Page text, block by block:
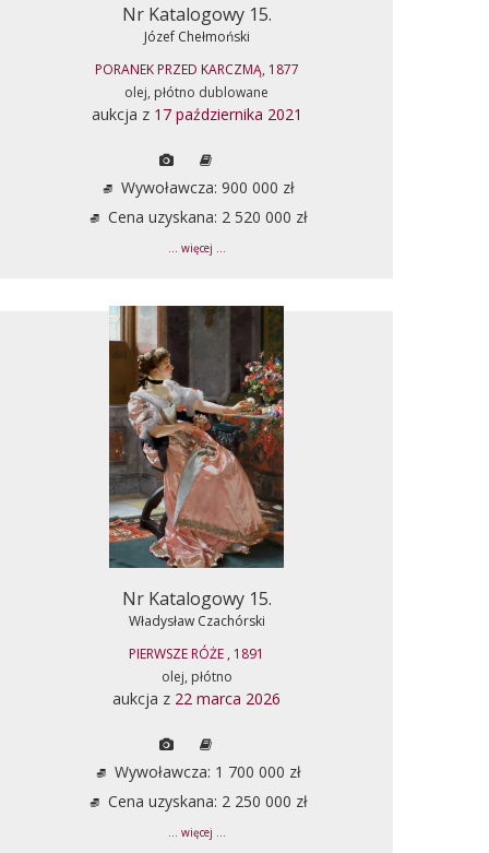
Nr Katalogowy 15.
Józef Chełmoński
PORANEK PRZED KARCZMĄ, 1877
olej, płótno dublowane
aukcja z 17 października 2021
Wywoławcza: 900 000 zł
Cena uzyskana: 2 520 000 zł
... więcej ...
Nr Katalogowy 15.
Władysław Czachórski
PIERWSZE RÓŻE , 1891
olej, płótno
aukcja z 22 marca 2026
Wywoławcza: 1 700 000 zł
Cena uzyskana: 2 250 000 zł
... więcej ...